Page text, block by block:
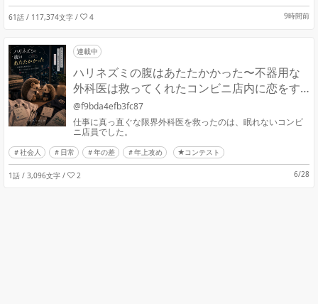
61話 / 117,374文字 / 4 9時間前
連載中
ハリネズミの腹はあたたかかった〜不器用な
外科医は救ってくれたコンビニ店内に恋をす
る
@f9bda4efb3fc87
仕事に真っ直ぐな限界外科医を救ったのは、眠れないコンビ
ニ店員でした。
社会人 日常 年の差 年上攻め ★コンテスト
1話 / 3,096文字 / 2 6/28